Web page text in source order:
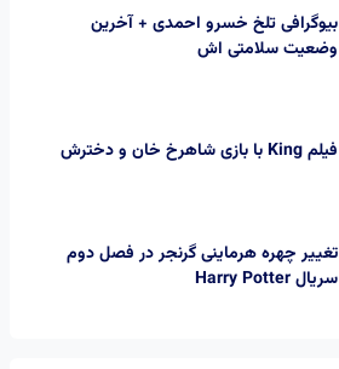
بیوگرافی تلخ خسرو احمدی + آخرین
وضعیت سلامتی اش
فیلم King با بازی شاهرخ خان و دخترش
تغییر چهره هرماینی گرنجر در فصل دوم
سریال Harry Potter